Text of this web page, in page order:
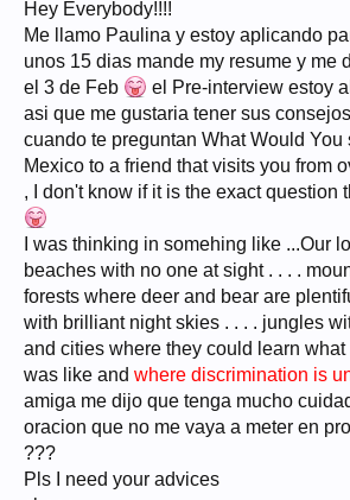
Hey Everybody!!!!
Me llamo Paulina y estoy aplicando
unos 15 dias mande my resume y me
el 3 de Feb
el Pre-interview estoy
asi que me gustaria tener sus
cuando te preguntan What Would You
Mexico to a friend that visits you from
, I don't know if it is the exact question
I was thinking in somehing like ...Our
beaches with no one at sight . . . .
forests where deer and bear are
with brilliant night skies . . . . jungles
and cities where they could learn
was like and where discrimination is
amiga me dijo que tenga mucho
oracion que no me vaya a meter en
???
Pls I need your advices